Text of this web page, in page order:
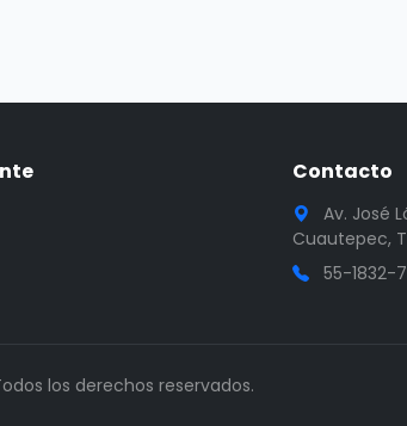
Contacto
Av. José
Cuautepec,
55-1832-
los derechos reservados.